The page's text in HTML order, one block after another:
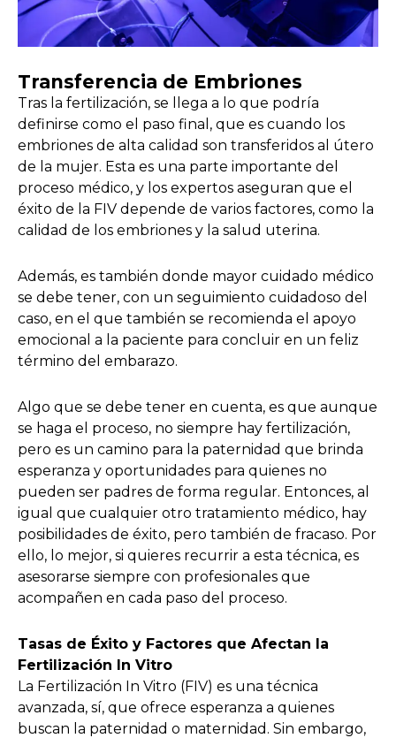
Transferencia de Embriones
Tras la fertilización, se llega a lo que podría
definirse como el paso final, que es cuando los
embriones de alta calidad son transferidos al útero
de la mujer. Esta es una parte importante del
proceso médico, y los expertos aseguran que el
éxito de la FIV depende de varios factores, como la
calidad de los embriones y la salud uterina.
Además, es también donde mayor cuidado médico
se debe tener, con un seguimiento cuidadoso del
caso, en el que también se recomienda el apoyo
emocional a la paciente para concluir en un feliz
término del embarazo.
Algo que se debe tener en cuenta, es que aunque
se haga el proceso, no siempre hay fertilización,
pero es un camino para la paternidad que brinda
esperanza y oportunidades para quienes no
pueden ser padres de forma regular. Entonces, al
igual que cualquier otro tratamiento médico, hay
posibilidades de éxito, pero también de fracaso. Por
ello, lo mejor, si quieres recurrir a esta técnica, es
asesorarse siempre con profesionales que
acompañen en cada paso del proceso.
Tasas de Éxito y Factores que Afectan la
Fertilización In Vitro
La Fertilización In Vitro (FIV) es una técnica
avanzada, sí, que ofrece esperanza a quienes
buscan la paternidad o maternidad. Sin embargo,